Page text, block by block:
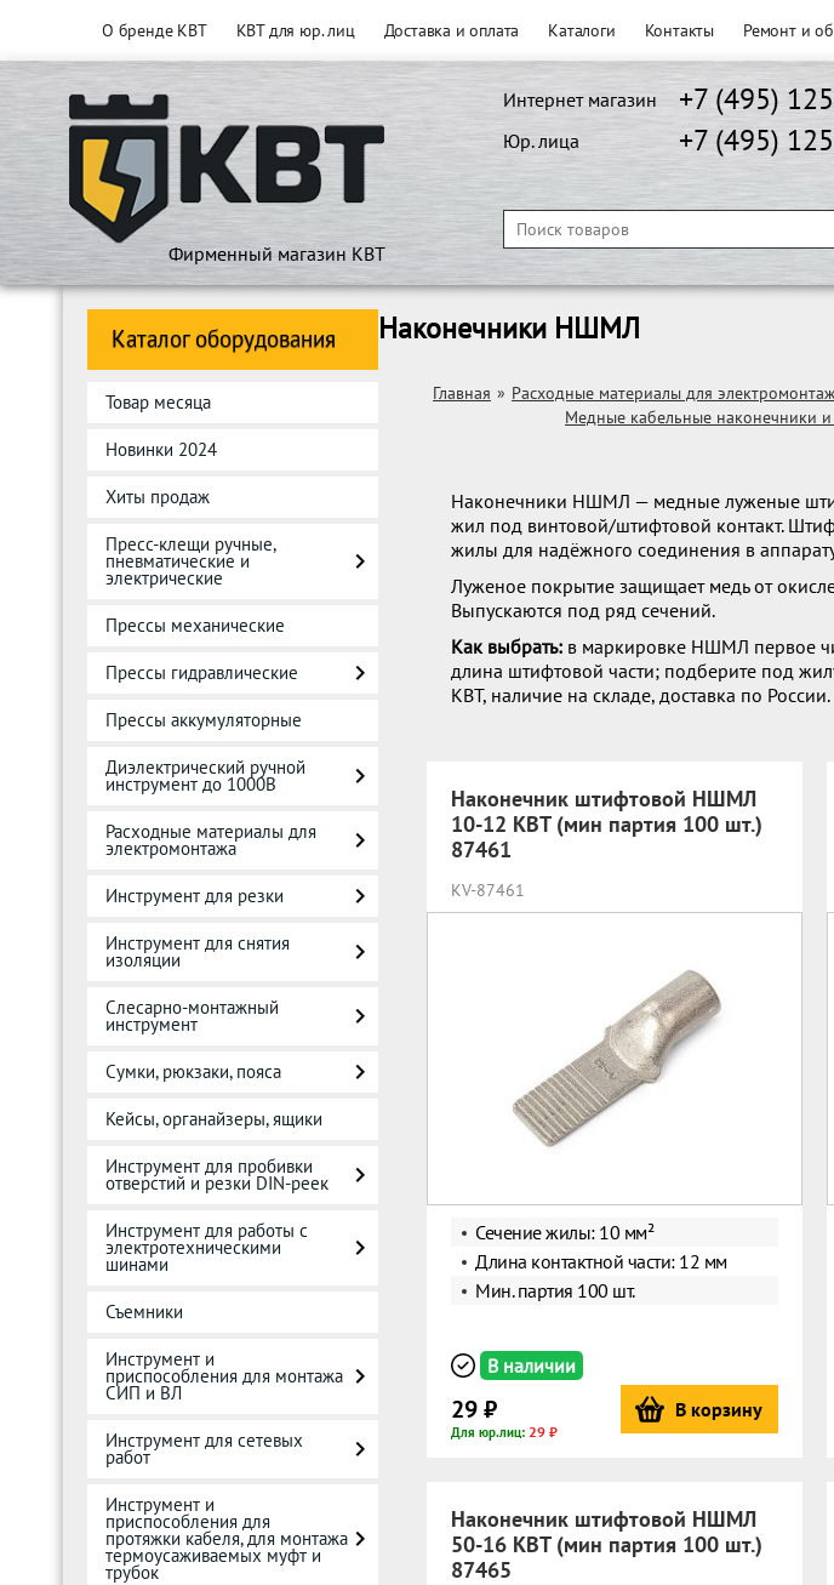
О бренде КВТ КВТ для юр. лиц Доставка и оплата Каталоги Контакты Ремонт и
Фирменный магазин КВТ
Интернет магазин +7 (495)
Юр. лица +7 (495)
Каталог оборудования
Товар месяца
Новинки 2024
Хиты продаж
Пресс-клещи ручные,
пневматические и
электрические
Прессы механические
Прессы гидравлические
Прессы аккумуляторные
Диэлектрический ручной
инструмент до 1000В
Расходные материалы для
электромонтажа
Инструмент для резки
Инструмент для снятия
изоляции
Слесарно-монтажный
инструмент
Сумки, рюкзаки, пояса
Кейсы, органайзеры, ящики
Инструмент для пробивки
отверстий и резки DIN-реек
Инструмент для работы с
электротехническими
шинами
Съемники
Инструмент и
приспособления для монтажа
СИП и ВЛ
Инструмент для сетевых
работ
Инструмент и
приспособления для
протяжки кабеля, для монтажа
термоусаживаемых муфт и
трубок
Наконечники НШМЛ
Главная » Расходные материалы для
Медные кабельные наконечники и
Наконечники НШМЛ — медные луженые
жил под винтовой/штифтовой контакт.
жилы для надёжного соединения в
Луженое покрытие защищает медь от
Выпускаются под ряд сечений.
Как выбрать: в маркировке НШМЛ первое
длина штифтовой части; подберите под
КВТ, наличие на складе, доставка по России.
Наконечник штифтовой НШМЛ
10-12 КВТ (мин партия 100 шт.)
87461
KV-87461
Сечение жилы: 10 мм²
Длина контактной части: 12 мм
Мин. партия 100 шт.
В наличии
29 ₽
Для юр.лиц: 29 ₽
В корзину
Наконечник штифтовой НШМЛ
50-16 КВТ (мин партия 100 шт.)
87465